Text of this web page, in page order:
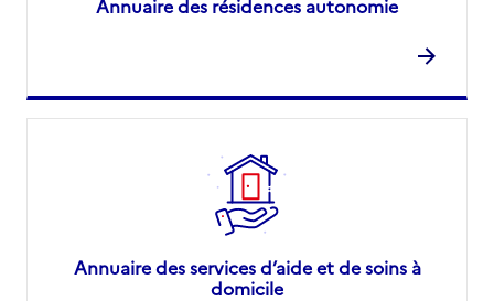
Annuaire des résidences autonomie
Annuaire des services d’aide et de soins à
domicile